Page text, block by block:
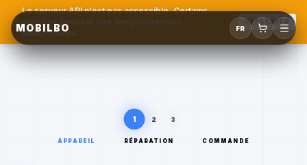
MOBILBO FR
Le serveur API n'est pas accessible. Certains
services peuvent être temporairement
indisponibles.
RÉESSAYER
1 2 3
APPAREIL RÉPARATION COMMANDE